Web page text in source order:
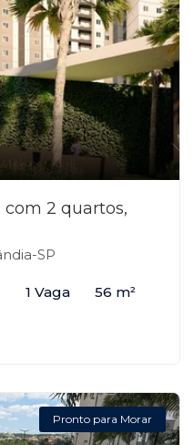
2 quartos,
SP
1 Vaga 56 m²
Pronto para Morar